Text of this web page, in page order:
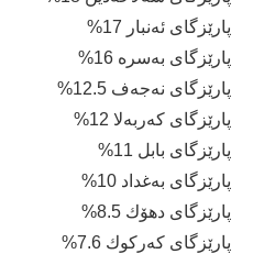
پارێزگای ئەنبار 17%
پارێزگای بەسرە 16%
پارێزگای نەجەف 12.5%
پارێزگای كەربەلا 12%
پارێزگای بابل 11%
پارێزگای بەغداد 10%
پارێزگای دهۆك 8.5%
پارێزگای كەركوك 7.6%